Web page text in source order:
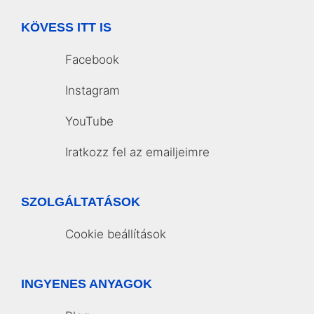
KÖVESS ITT IS
Facebook
Instagram
YouTube
Iratkozz fel az emailjeimre
SZOLGÁLTATÁSOK
Cookie beállítások
INGYENES ANYAGOK